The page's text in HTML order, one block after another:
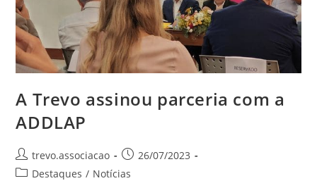
A Trevo assinou parceria com a
ADDLAP
trevo.associacao
26/07/2023
Destaques / Notícias